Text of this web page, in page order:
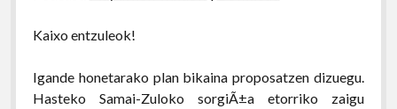
Kaixo entzuleok!
Igande honetarako plan bikaina proposatzen dizuegu.
Hasteko Samai-Zuloko sorgiÃ±a etorriko zaigu